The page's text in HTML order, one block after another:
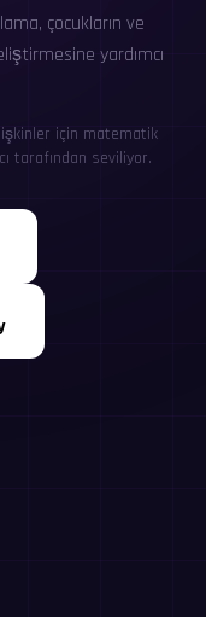
çocukların ve
yardımcı
için matematik
tarafından seviliyor.